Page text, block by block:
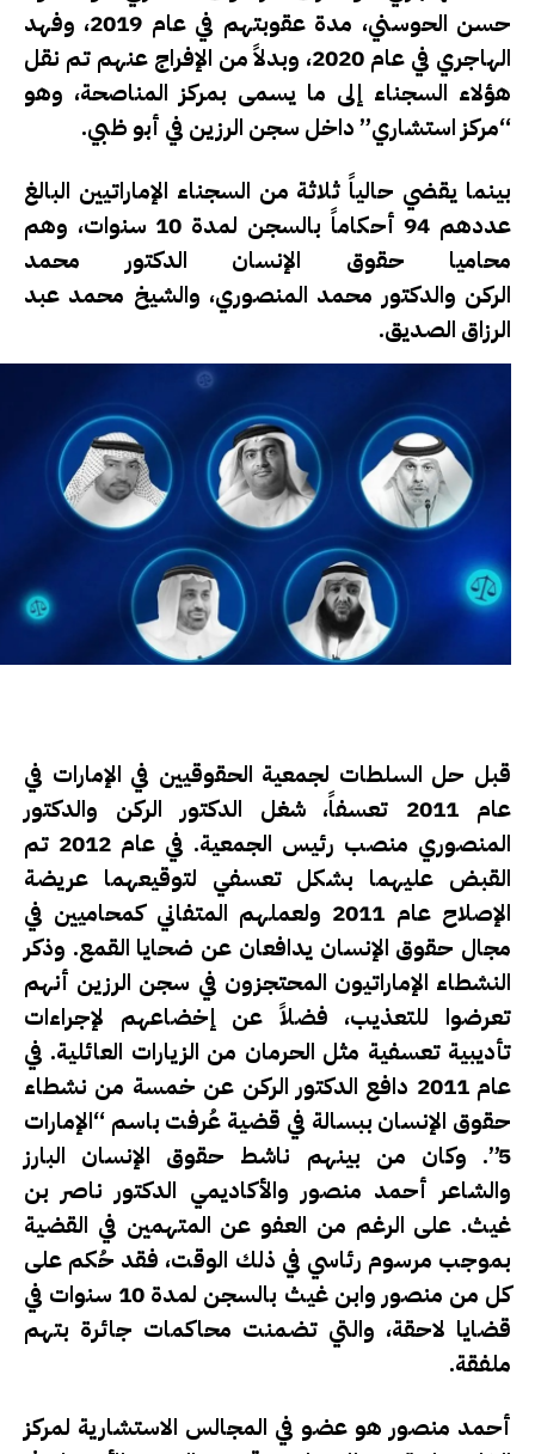
حسن الحوسني، مدة عقوبتهم في عام 2019، وفهد
الهاجري في عام 2020، وبدلاً من الإفراج عنهم تم نقل
هؤلاء السجناء إلى ما يسمى بمركز المناصحة، وهو
“مركز استشاري” داخل سجن الرزين في أبو ظبي.
بينما يقضي حالياً ثلاثة من السجناء الإماراتيين البالغ
عددهم 94 أحكاماً بالسجن لمدة 10 سنوات، وهم
محاميا حقوق الإنسان الدكتور محمد
الركن والدكتور محمد المنصوري، والشيخ محمد عبد
الرزاق الصديق.
قبل حل السلطات لجمعية الحقوقيين في الإمارات في
عام 2011 تعسفاً، شغل الدكتور الركن والدكتور
المنصوري منصب رئيس الجمعية. في عام 2012 تم
القبض عليهما بشكل تعسفي لتوقيعهما عريضة
الإصلاح عام 2011 ولعملهم المتفاني كمحاميين في
مجال حقوق الإنسان يدافعان عن ضحايا القمع. وذكر
النشطاء الإماراتيون المحتجزون في سجن الرزين أنهم
تعرضوا للتعذيب، فضلاً عن إخضاعهم لإجراءات
تأديبية تعسفية مثل الحرمان من الزيارات العائلية. في
عام 2011 دافع الدكتور الركن عن خمسة من نشطاء
حقوق الإنسان ببسالة في قضية عُرفت باسم “الإمارات
5”. وكان من بينهم ناشط حقوق الإنسان البارز
والشاعر أحمد منصور والأكاديمي الدكتور ناصر بن
غيث. على الرغم من العفو عن المتهمين في القضية
بموجب مرسوم رئاسي في ذلك الوقت، فقد حُكم على
كل من منصور وابن غيث بالسجن لمدة 10 سنوات في
قضايا لاحقة، والتي تضمنت محاكمات جائرة بتهم
ملفقة.
أحمد منصور هو عضو في المجالس الاستشارية لمركز